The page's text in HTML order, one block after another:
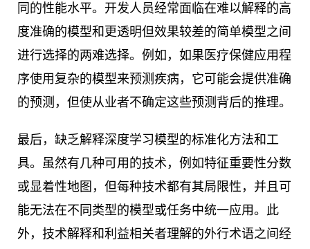
同的性能水平。开发人员经常面临在难以解释的高
度准确的模型和更透明但效果较差的简单模型之间
进行选择的两难选择。例如，如果医疗保健应用程
序使用复杂的模型来预测疾病，它可能会提供准确
的预测，但使从业者不确定这些预测背后的推理。
最后，缺乏解释深度学习模型的标准化方法和工
具。虽然有几种可用的技术，例如特征重要性分数
或显着性地图，但每种技术都有其局限性，并且可
能无法在不同类型的模型或任务中统一应用。此
外，技术解释和利益相关者理解的外行术语之间经